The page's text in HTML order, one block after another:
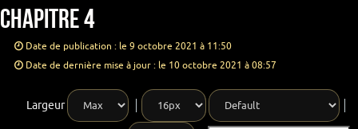
Chapitre 4
Date de publication : le 9 octobre 2021 à 11:50
Date de dernière mise à jour : le 10 octobre 2021 à 08:57
Largeur